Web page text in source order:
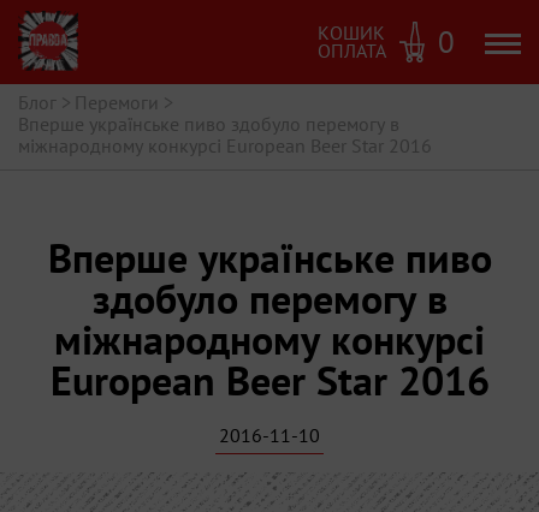
КОШИК
ОПЛАТА 0
Блог > Перемоги >
Вперше українське пиво здобуло перемогу в
міжнародному конкурсі European Beer Star 2016
Вперше українське пиво
здобуло перемогу в
міжнародному конкурсі
European Beer Star 2016
2016-11-10